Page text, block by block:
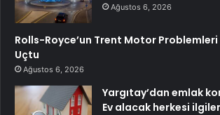
Ağustos 6, 2026
Rolls-Royce’un Trent Motor
Uçtu
Ağustos 6, 2026
Yargıtay’dan emlak
Ev alacak herkesi